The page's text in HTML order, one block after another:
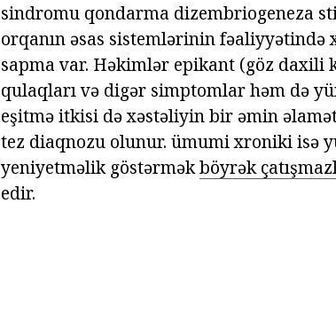
sindromu qondarma dizembriogeneza
orqanın əsas sistemlərinin
sapma var. Həkimlər epikant (göz daxili
qulaqları və digər simptomlar həm də
eşitmə itkisi də xəstəliyin bir əmin
tez diaqnozu olunur. ümumi xroniki isə
yeniyetməlik göstərməkböyrək
edir.